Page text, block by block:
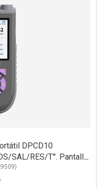
DPCD10
SAL/RES/T°. Pantalla
)